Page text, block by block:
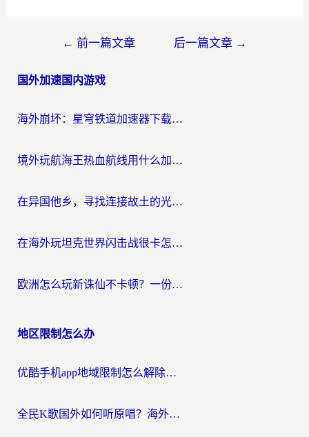
导
← 前一篇文章 后一篇文章 →
国外加速国内游戏
海外崩坏：星穹铁道加速器下载安装：一份给游子的终极网络指南
境外玩航海王热血航线用什么加速器？2026海外玩家实测最优方案（附欧洲问道堡垒前线加速技巧）
在异国他乡，寻找连接故土的光明大陆免费加速器
在海外玩坦克世界闪击战很卡怎么办？老玩家亲测有效的加速器选择指南
欧洲怎么玩新诛仙不卡顿？一份给海外游子的国服游戏畅玩指南
地区限制怎么办
优酷手机app地域限制怎么解除？海外党亲测有效的追剧方案
全民K歌国外如何听原唱？海外党亲测有效的回国加速器选择指南